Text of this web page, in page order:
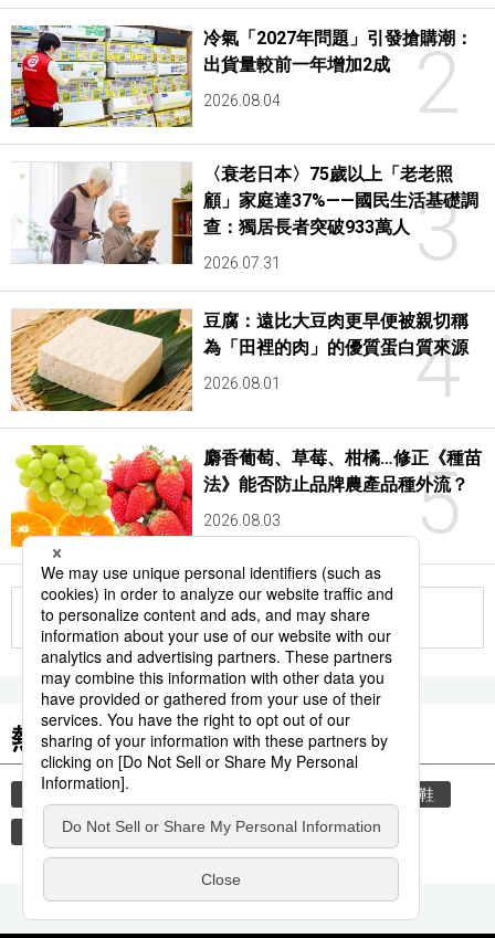
2
冷氣「2027年問題」引發搶購潮：
出貨量較前一年增加2成
2026.08.04
3
〈衰老日本〉75歲以上「老老照
顧」家庭達37%——國民生活基礎調
查：獨居長者突破933萬人
2026.07.31
4
豆腐：遠比大豆肉更早便被親切稱
為「田裡的肉」的優質蛋白質來源
2026.08.01
5
麝香葡萄、草莓、柑橘…修正《種苗
法》能否防止品牌農產品種外流？
2026.08.03
更多
熱門關鍵詞
教育 禮儀 脫鞋
國際 韓國 品牌